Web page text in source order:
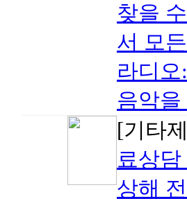
찾을
서 모
라디
음악
[기타
료상
상해